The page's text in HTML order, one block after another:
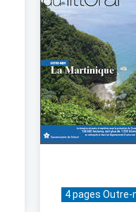
4 pages Outre-